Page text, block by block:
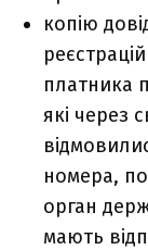
копію
платника
які через
номера,
орган
мають